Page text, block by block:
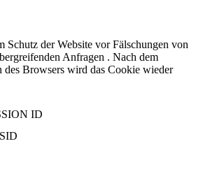
Schutz der Website vor Fälschungen von
Anfragen . Nach dem
des Browsers wird das Cookie wieder
ID